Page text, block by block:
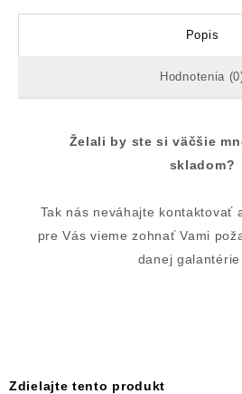
Popis
Hodnotenia
Želali by ste si väčšie
skladom?
Tak nás neváhajte kontaktovať
pre Vás vieme zohnať Vami
danej galantérie
Zdielajte tento produkt